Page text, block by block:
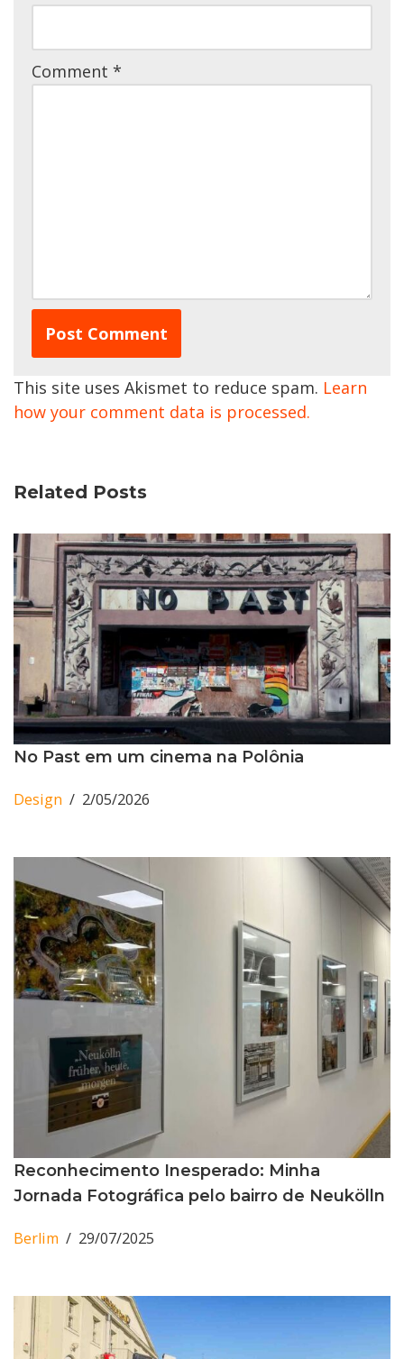
Comment *
This site uses Akismet to reduce spam. Learn
how your comment data is processed.
Related Posts
No Past em um cinema na Polônia
Design 2/05/2026
Reconhecimento Inesperado: Minha
Jornada Fotográfica pelo bairro de Neukölln
Berlim 29/07/2025